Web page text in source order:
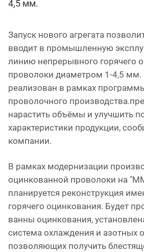
4,5 мм.
Запуск нового агрегата
вводит в промышленную
линию непрерывного горячего
проволоки диаметром 1-4,5 мм.
реализован в рамках
проволочного
нарастить объёмы и улучшить
характеристики продукции,
компании.
В рамках модернизации
оцинкованной проволоки на
планируется реконструкция
горячего оцинкования. Будет
ванны оцинкования,
система охлаждения и азотных
позволяющих получить